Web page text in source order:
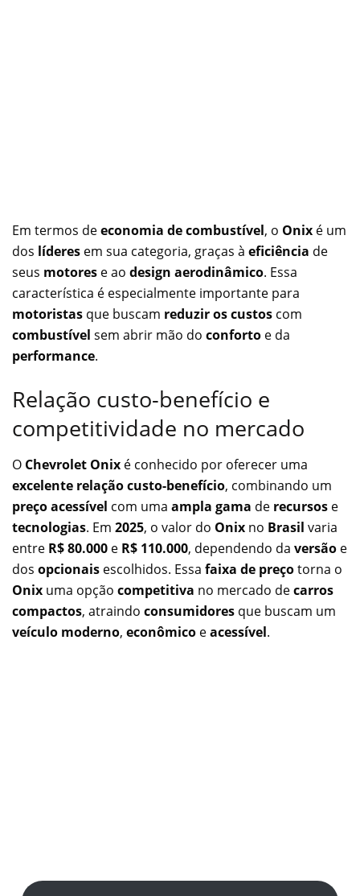
Em termos deeconomia de combustível, o Onix é um
dos líderes em sua categoria, graças à eficiência de
seus motores e ao design aerodinâmico. Essa
característica é especialmente importante para
motoristas que buscam reduzir os custos com
combustível sem abrir mão do conforto e da
performance.
Relação custo-benefício e
competitividade no mercado
O Chevrolet Onix é conhecido por oferecer uma
excelente relação custo-benefício, combinando um
preço acessível com uma ampla gama de recursos e
tecnologias. Em 2025, o valor do Onix no Brasil varia
entre R$ 80.000 e R$ 110.000, dependendo da versão e
dos opcionais escolhidos. Essa faixa de preçotorna o
Onix uma opção competitiva no mercado decarros
compactos, atraindo consumidores que buscam um
veículo moderno, econômico eacessível.